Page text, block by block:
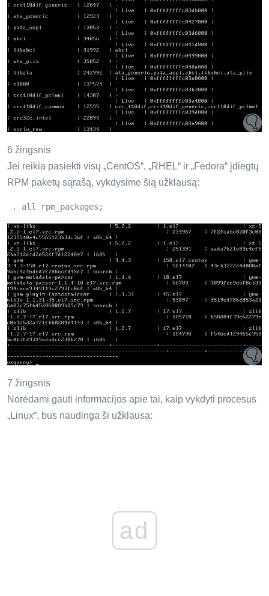
6 žingsnis
Jei reikia pasiekti visų „CentOS“, „RHEL“ ir „Fedora“ įdiegtų
RPM paketų sąrašą, vykdysime šią užklausą:
. all rpm_packages;
7 žingsnis
Norėdami gauti informacijos apie tai, kaip vykdyti procesus
„Linux“, bus naudinga ši užklausa:
ad